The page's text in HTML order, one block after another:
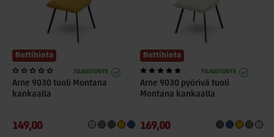
Nettihinta
TILAUSTUOTE
Arne 9030 tuoli Montana
kankaalla
149,00
Nettihinta
TILAUSTUOTE
Arne 9030 pyörivä tuoli
Montana kankaalla
169,00